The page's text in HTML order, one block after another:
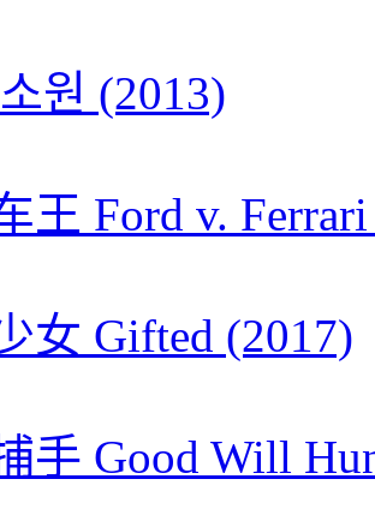
원 (2013)
王 Ford v.
女 Gifted (2017)
手 Good Will